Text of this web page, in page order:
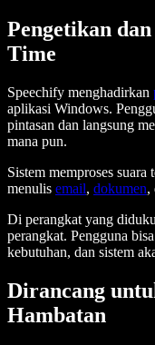
Pengetikan
Time
Speechify menghadirkan
aplikasi Windows.
pintasan dan langsung
mana pun.
Sistem memproses suara
menulis email, dokumen,
Di perangkat yang
perangkat. Pengguna
kebutuhan, dan sistem
Dirancang
Hambatan